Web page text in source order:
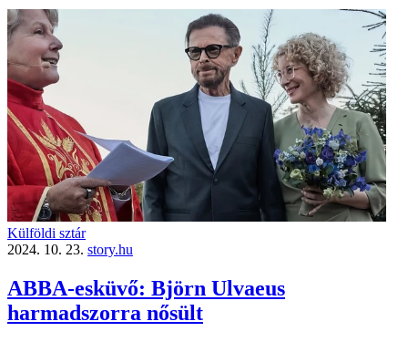
Külföldi sztár
2024. 10. 23. story.hu
ABBA-esküvő: Björn Ulvaeus
harmadszorra nősült